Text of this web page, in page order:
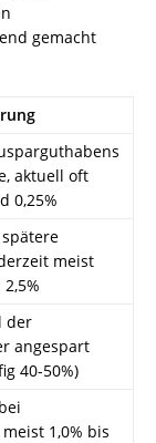
gemacht
aktuell oft
0,25%
meist
der
angespart
40-50%)
1,0% bis